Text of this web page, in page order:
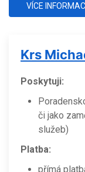
VÍCE INFORMACÍ
Krs
Poskytuji:
či jako
služeb)
Platba:
přímá